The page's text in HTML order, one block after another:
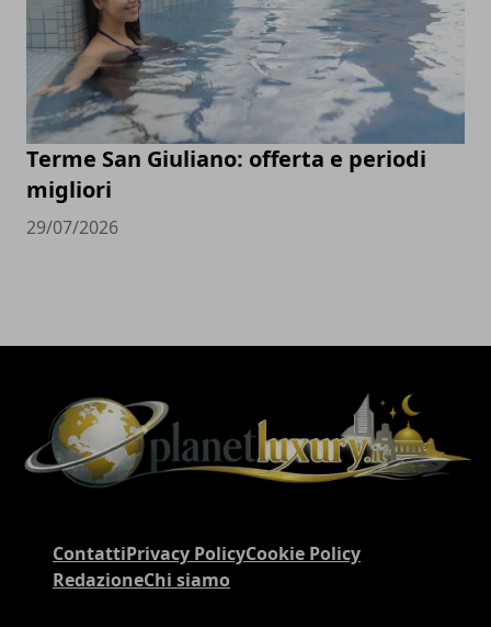
Terme San Giuliano: offerta e periodi
migliori
29/07/2026
ContattiPrivacy PolicyCookie Policy
RedazioneChi siamo